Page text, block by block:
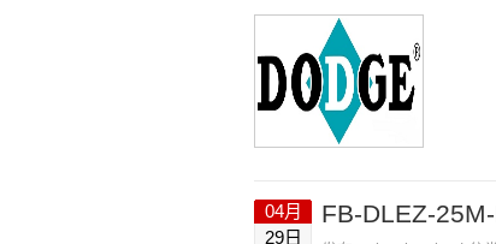
04月
29日
FB-DLEZ-